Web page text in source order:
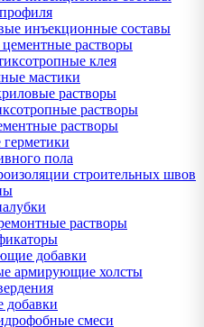
инъекционные составы
растворы
клея
мастики
растворы
растворы
растворы
пола
строительных швов
растворы
добавки
армирующие холсты
смеси